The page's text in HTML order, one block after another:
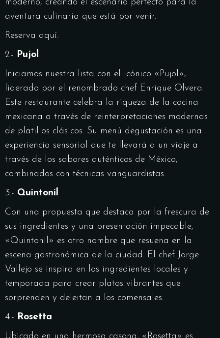
moderno, creando el escenario perfecto para la
aventura culinaria que está por venir.
Reserva aquí.
2.- Pujol
Iniciamos nuestra lista con el icónico «Pujol»,
liderado por el renombrado chef Enrique Olvera.
Este restaurante celebra la riqueza de la cocina
mexicana a través de reinterpretaciones modernas
de platillos clásicos. Su menú degustación es una
experiencia sensorial que te llevará a un viaje a
través de los sabores auténticos de México,
combinados con técnicas vanguardistas.
3.- Quintonil
Con una propuesta que destaca por la frescura de
sus ingredientes y una presentación impecable,
«Quintonil» es otro nombre que resuena en la
escena gastronómica de la ciudad. El chef Jorge
Vallejo se inspira en los ingredientes locales y
temporada para crear platos vibrantes que
sorprenden y deleitan a los comensales.
4.- Rosetta